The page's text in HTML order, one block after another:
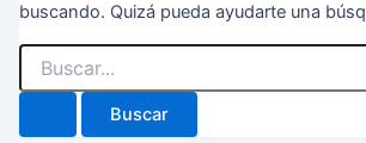
buscando. Quizá pueda ayudarte una